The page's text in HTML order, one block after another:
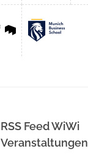
RSS Feed WiWi
Veranstaltungen